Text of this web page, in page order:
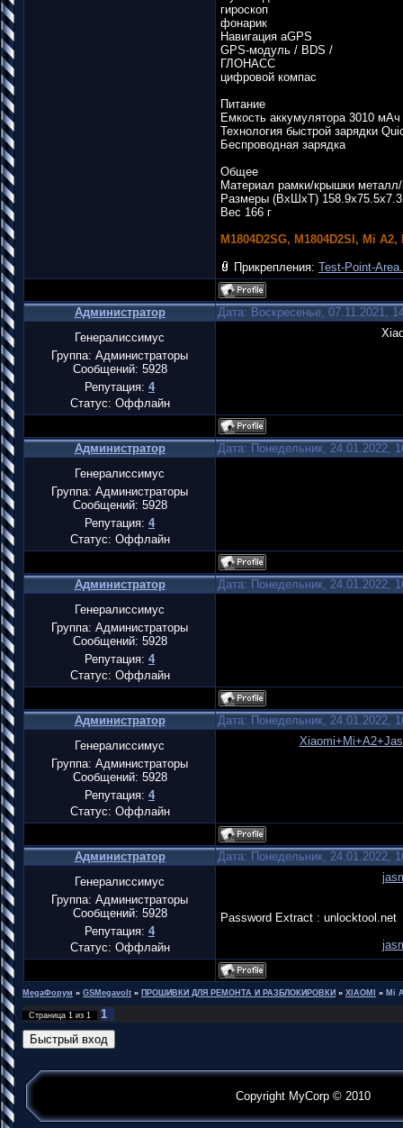
гироскоп
фонарик
Навигация aGPS
GPS-модуль / BDS /
ГЛОНАСС
цифровой компас
Питание
Емкость аккумулятора 3010 мАч
Технология быстрой зарядки
Беспроводная зарядка
Общее
Материал рамки/крышки
Размеры (ВхШхТ)
Вес 166 г
M1804D2SG, M1804D2SI, Mi A2,
Прикрепления: Test-Point-
Администратор
Дата: Воскресенье, 07.11.2021,
Генералиссимус
Группа: Администраторы
Сообщений: 5928
Репутация: 4
Статус: Оффлайн
Администратор
Дата: Понедельник, 24.01.2022,
Генералиссимус
Группа: Администраторы
Сообщений: 5928
Репутация: 4
Статус: Оффлайн
Администратор
Дата: Понедельник, 24.01.2022,
Генералиссимус
Группа: Администраторы
Сообщений: 5928
Репутация: 4
Статус: Оффлайн
Администратор
Дата: Понедельник, 24.01.2022,
Генералиссимус
Группа: Администраторы
Сообщений: 5928
Репутация: 4
Статус: Оффлайн
Администратор
Дата: Понедельник, 24.01.2022,
Генералиссимус
Группа: Администраторы
Сообщений: 5928
Репутация: 4
Статус: Оффлайн
Password Extract : unlocktool.net
MegaФорум » GSMegavolt » ПРОШИВКИ ДЛЯ РЕМОНТА И РАЗБЛОКИРОВКИ » XIAOMI » Mi
Страница 1 из 1 1
Copyright MyCorp © 2010